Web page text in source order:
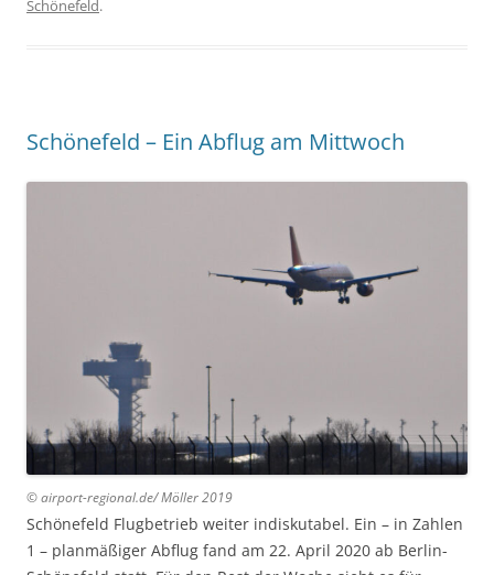
Schönefeld.
Schönefeld – Ein Abflug am Mittwoch
© airport-regional.de/ Möller 2019
Schönefeld Flugbetrieb weiter indiskutabel. Ein – in Zahlen
1 – planmäßiger Abflug fand am 22. April 2020 ab Berlin-